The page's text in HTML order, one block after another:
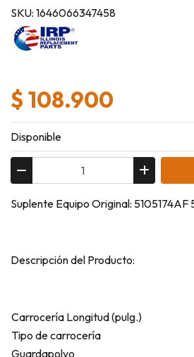
SKU: 1646066347458
$ 108.900
Disponible
Suplente Equipo Original: 5105174AF
Descripción del Producto:
Carrocería Longitud (pulg.)
Tipo de carrocería
Guardapolvo